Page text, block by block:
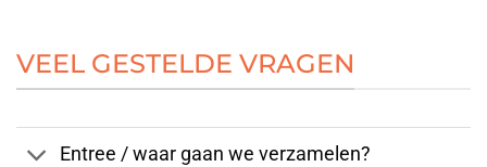
VEEL GESTELDE VRAGEN
Entree / waar gaan we verzamelen?